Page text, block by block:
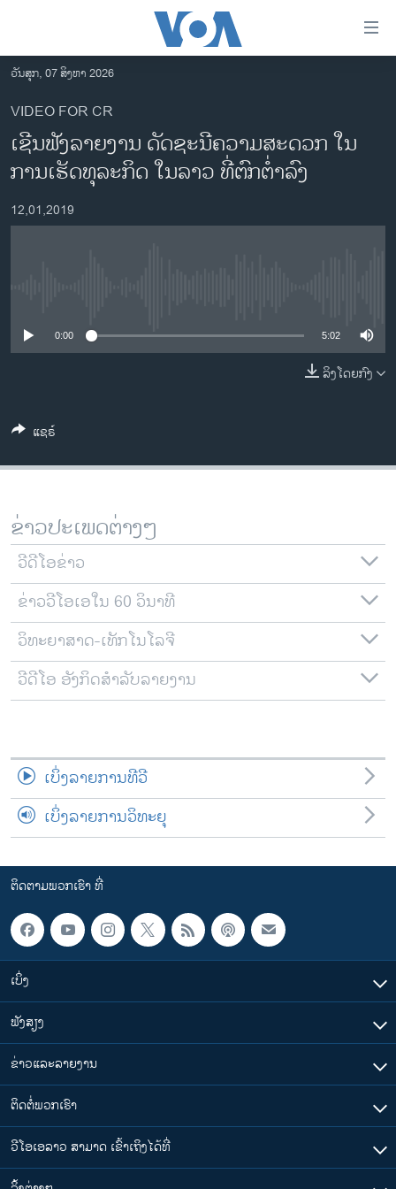
ເຂົ້າ
ຫາ
ຂ້າມ
ຂ້າມ
ຂ້າມ
ໄປ
ຫາ
ຊອກ
ອາເມຣິກາ
ການເລືອກຕັ້ງ ປະທານາທີບໍດີ ສະຫະລັດ 2024
ຂ່າວ​ຈີນ
ຊີວິດຊາວລາວ
ທຸລະກິດ
ພາສາອັງກິດ
ສຽງ
ລາຍການກະຈາຍສຽງ
ລາຍງານ
ຕິດຕາມພວກເຮົາ ທີ່
ພາສາຕ່າງໆ
ວັນສຸກ, 07 ສິງຫາ 2026
VIDEO FOR CR
ເຊີນຟັງລາຍງານ ດັດຊະນີຄວາມສະດວກ ໃນ
ການເຮັດທຸລະກິດ ໃນລາວ ທີ່ຕົກຕໍ່າລົງ
12,01,2019
0:00 5:02
ລິງໂດຍກົງ
ແຊຣ໌
ຂ່າວປະເພດຕ່າງໆ
ວີດີໂອຂ່າວ
ຂ່າວວີໂອເອໃນ 60 ວິນາທີ
ວິທະຍາສາດ-ເທັກໂນໂລຈີ
ວີດີໂອ ອັງກິດສຳລັບລາຍງານ
ເບິ່ງລາຍການທີວີ
ເບິ່ງລາຍການວິທະຍຸ
ຕິດຕາມພວກເຮົາ ທີ່
ເບິ່ງ
ຟັງສຽງ
ຂ່າວແລະລາຍງານ
ຕິດຕໍ່ພວກເຮົາ
ວີໂອເອລາວ ສາມາດ ເຂົ້າເຖິງໄດ້ທີ່